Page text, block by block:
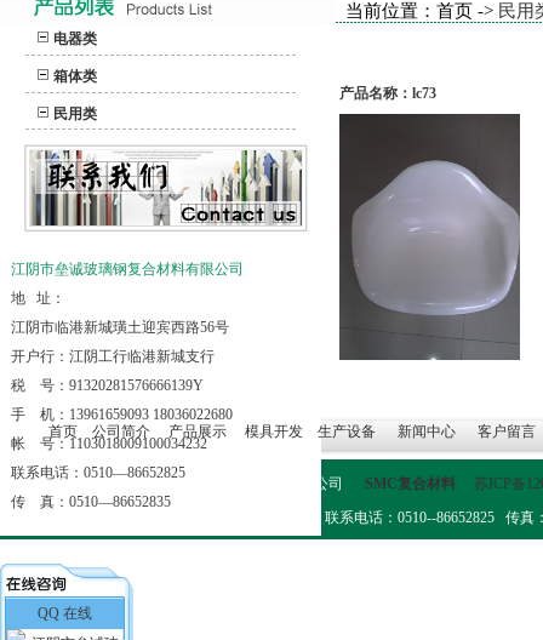
电器类
箱体类
民用类
江阴市垒诚玻璃钢复合材料有限公司
地 址：
江阴市临港新城璜土迎宾西路56号
开户行：江阴工行临港新城支行
税 号：91320281576666139Y
手 机：13961659093 18036022680
帐 号：1103018009100034232
联系电话：0510—86652825
传 真：0510—86652835
当前位置：首页 -> 民用
产品名称：lc73
首页 公司简介 产品展示 模具开发 生产设备 新闻中心 客户留言
版权所有：江阴市垒诚玻璃钢复合材料有限公司 SMC复合材料
苏ICP备
地 址：江阴市临港新城璜土迎宾西路56号 联系电话：0510--86652825 传
QQ 在线